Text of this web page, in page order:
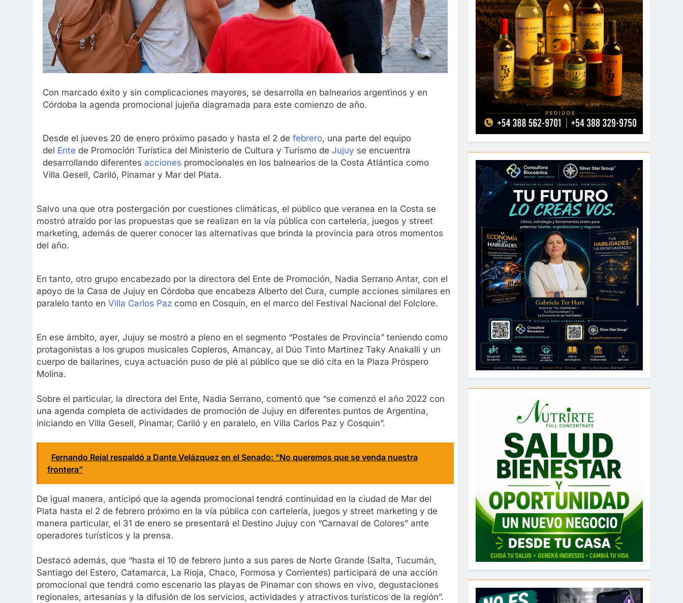
Con marcado éxito y sin complicaciones mayores, se desarrolla en balnearios argentinos y en
Córdoba la agenda promocional jujeña diagramada para este comienzo de año.
Desde el jueves 20 de enero próximo pasado y hasta el 2 de febrero, una parte del equipo
del Ente de Promoción Turística del Ministerio de Cultura y Turismo de Jujuy se encuentra
desarrollando diferentes acciones promocionales en los balnearios de la Costa Atlántica como
Villa Gesell, Cariló, Pinamar y Mar del Plata.
Salvo una que otra postergación por cuestiones climáticas, el público que veranea en la Costa se
mostró atraído por las propuestas que se realizan en la vía pública con cartelería, juegos y street
marketing, además de querer conocer las alternativas que brinda la provincia para otros momentos
del año.
En tanto, otro grupo encabezado por la directora del Ente de Promoción, Nadia Serrano Antar, con el
apoyo de la Casa de Jujuy en Córdoba que encabeza Alberto del Cura, cumple acciones similares en
paralelo tanto en Villa Carlos Paz como en Cosquín, en el marco del Festival Nacional del Folclore.
En ese ámbito, ayer, Jujuy se mostró a pleno en el segmento “Postales de Provincia” teniendo como
protagonistas a los grupos musicales Copleros, Amancay, al Dúo Tinto Martínez Taky Anakalli y un
cuerpo de bailarines, cuya actuación puso de pié al público que se dió cita en la Plaza Próspero
Molina.
Sobre el particular, la directora del Ente, Nadia Serrano, comentó que “se comenzó el año 2022 con
una agenda completa de actividades de promoción de Jujuy en diferentes puntos de Argentina,
iniciando en Villa Gesell, Pinamar, Cariló y en paralelo, en Villa Carlos Paz y Cosquin”.
Fernando Rejal respaldó a Dante Velázquez en el Senado: “No queremos que se venda nuestra
frontera”
De igual manera, anticipó que la agenda promocional tendrá continuidad en la ciudad de Mar del
Plata hasta el 2 de febrero próximo en la vía pública con cartelería, juegos y street marketing y de
manera particular, el 31 de enero se presentará el Destino Jujuy con “Carnaval de Colores” ante
operadores turísticos y la prensa.
Destacó además, que “hasta el 10 de febrero junto a sus pares de Norte Grande (Salta, Tucumán,
Santiago del Estero, Catamarca, La Rioja, Chaco, Formosa y Corrientes) participará de una acción
promocional que tendrá como escenario las playas de Pinamar con shows en vivo, degustaciones
regionales, artesanías y la difusión de los servicios, actividades y atractivos turísticos de la región”.